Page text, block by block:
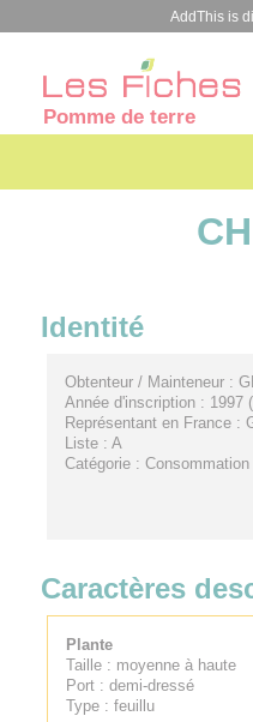
AddThis is
Pomme de terre
Identité
Obtenteur / Mainteneur :
Année d'inscription : 1997
Représentant en France :
Liste : A
Catégorie :
Caractères
Plante
Taille : moyenne à haute
Port : demi-dressé
Type : feuillu